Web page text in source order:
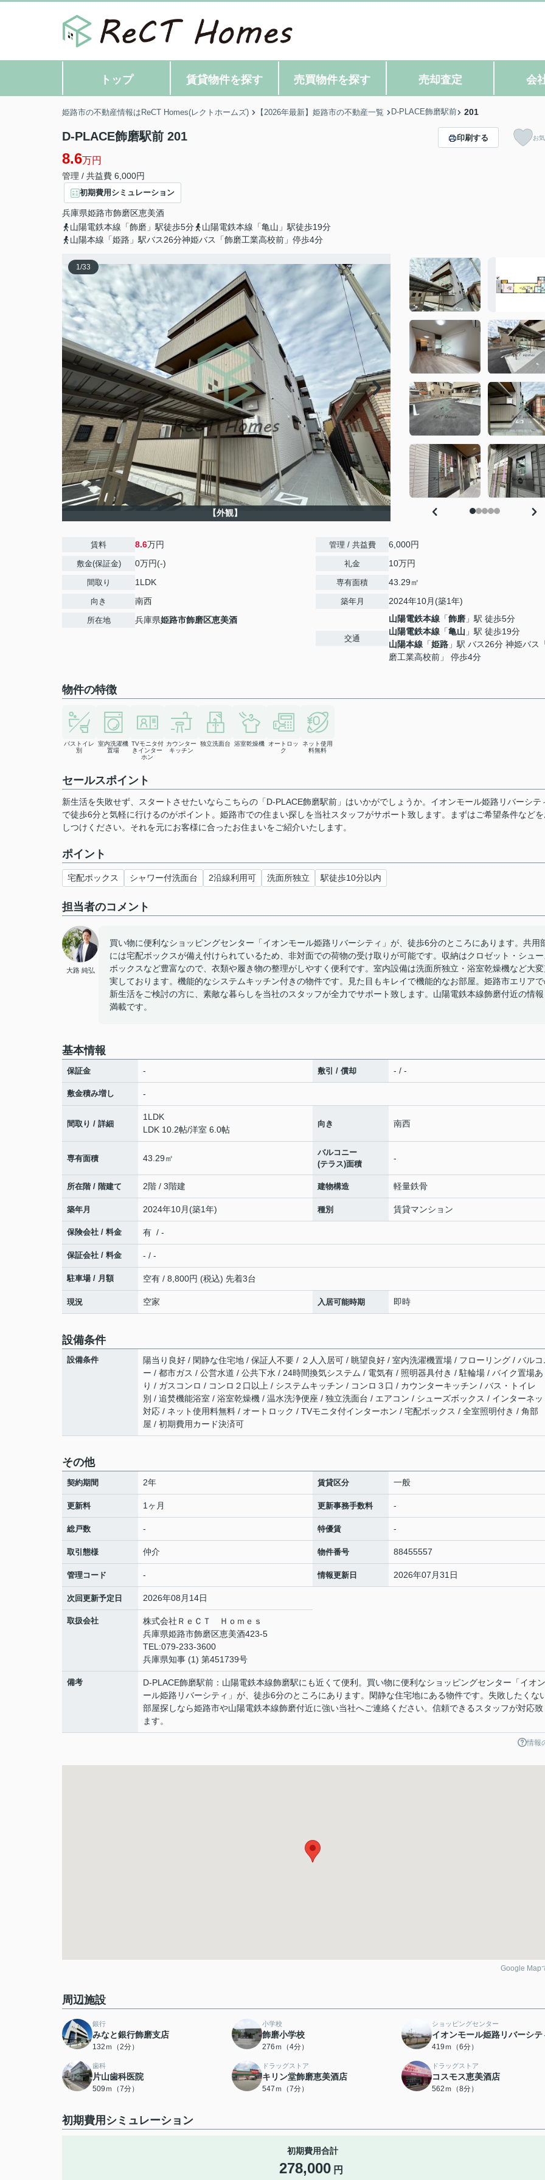
トップ 賃貸物件を探す 売買物件を探す 売却査定 会
姫路市の不動産情報はReCT Homes(レクトホームズ) 【2026年最新】姫路市の不動産一覧 D-PLACE飾磨駅前 201
D-PLACE飾磨駅前 201
8.6万円
管理 / 共益費 6,000円
初期費用シミュレーション
兵庫県姫路市飾磨区恵美酒
山陽電鉄本線「飾磨」駅徒歩5分
山陽電鉄本線「亀山」駅徒歩19分
山陽本線「姫路」駅バス26分神姫バス「飾磨工業高校前」停歩4分
印刷する お
1/33
【外観】
賃料 8.6万円
敷金(保証金) 0万円(-)
間取り 1LDK
向き 南西
所在地 兵庫県姫路市飾磨区恵美酒
管理 / 共益費 6,000円
礼金 10万円
専有面積 43.29㎡
築年月 2024年10月(築1年)
交通
山陽電鉄本線 「飾磨 」駅 徒歩5分
山陽電鉄本線 「亀山 」駅 徒歩19分
山陽本線 「姫路 」駅 バス26分 神姫バス
磨工業高校前」 停歩4分
物件の特徴
バストイレ
別
室内洗濯機
置場
TVモニタ付
きインター
ホン
カウンター
キッチン
独立洗面台 浴室乾燥機
オートロッ
ク
ネット使用
料無料
セールスポイント
新生活を失敗せず、スタートさせたいならこちらの「D-PLACE飾磨駅前」はいかがでしょうか。イオンモール姫路リバーシテ
で徒歩6分と気軽に行けるのがポイント。姫路市での住まい探しを当社スタッフがサポート致します。まずはご希望条件など
しつけください。それを元にお客様に合ったお住まいをご紹介いたします。
ポイント
宅配ボックス シャワー付洗面台 2沿線利用可 洗面所独立 駅徒歩10分以内
担当者のコメント
大路 純弘
買い物に便利なショッピングセンター「イオンモール姫路リバーシティ」が、徒歩6分のところにあります。共用
には宅配ボックスが備え付けられているため、非対面での荷物の受け取りが可能です。収納はクロゼット・シュ
ボックスなど豊富なので、衣類や履き物の整理がしやすく便利です。室内設備は洗面所独立・浴室乾燥機など大
実しております。機能的なシステムキッチン付きの物件です。見た目もキレイで機能的なお部屋。姫路市エリア
新生活をご検討の方に、素敵な暮らしを当社のスタッフが全力でサポート致します。山陽電鉄本線飾磨付近の情
満載です。
基本情報
保証金 - 敷引 / 償却 - / -
敷金積み増し -
間取り / 詳細
1LDK
LDK 10.2帖/洋室 6.0帖
向き 南西
専有面積 43.29㎡
バルコニー
(テラス)面積
-
所在階 / 階建て 2階 / 3階建 建物構造 軽量鉄骨
築年月 2024年10月(築1年) 種別 賃貸マンション
保険会社 / 料金 有 / -
保証会社 / 料金 - / -
駐車場 / 月額 空有 / 8,800円 (税込) 先着3台
現況 空家 入居可能時期 即時
設備条件
設備条件
陽当り良好 / 閑静な住宅地 / 保証人不要 / ２人入居可 / 眺望良好 / 室内洗濯機置場 / フローリング / バルコ
ー / 都市ガス / 公営水道 / 公共下水 / 24時間換気システム / 電気有 / 照明器具付き / 駐輪場 / バイク置場あ
り / ガスコンロ / コンロ２口以上 / システムキッチン / コンロ３口 / カウンターキッチン / バス・トイレ
別 / 追焚機能浴室 / 浴室乾燥機 / 温水洗浄便座 / 独立洗面台 / エアコン / シューズボックス / インターネッ
対応 / ネット使用料無料 / オートロック / TVモニタ付インターホン / 宅配ボックス / 全室照明付き / 角部
屋 / 初期費用カード決済可
その他
契約期間 2年 賃貸区分 一般
更新料 1ヶ月 更新事務手数料 -
総戸数 - 特優賃 -
取引態様 仲介 物件番号 88455557
管理コード - 情報更新日 2026年07月31日
次回更新予定日 2026年08月14日
取扱会社
株式会社ＲｅＣＴ Ｈｏｍｅｓ
兵庫県姫路市飾磨区恵美酒423-5
TEL:079-233-3600
兵庫県知事 (1) 第451739号
備考
D-PLACE飾磨駅前：山陽電鉄本線飾磨駅にも近くて便利。買い物に便利なショッピングセンター「イオ
ール姫路リバーシティ」が、徒歩6分のところにあります。閑静な住宅地にある物件です。失敗したくな
部屋探しなら姫路市や山陽電鉄本線飾磨付近に強い当社へご連絡ください。信頼できるスタッフが対応致
ます。
情報
Google Map
周辺施設
銀行
みなと銀行飾磨支店
132ｍ（2分）
小学校
飾磨小学校
276ｍ（4分）
ショッピングセンター
イオンモール姫路リバーシテ
419ｍ（6分）
歯科
片山歯科医院
509ｍ（7分）
ドラッグストア
キリン堂飾磨恵美酒店
547ｍ（7分）
ドラッグストア
コスモス恵美酒店
562ｍ（8分）
初期費用シミュレーション
初期費用合計
278,000 円